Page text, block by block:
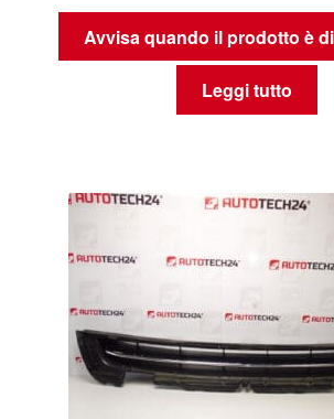
Avvisa quando il prodotto è
Leggi tutto